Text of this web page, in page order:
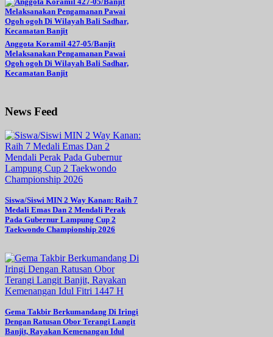
Anggota Koramil 427-05/Banjit
Melaksanakan Pengamanan Pawai
Ogoh ogoh Di Wilayah Bali Sadhar,
Kecamatan Banjit
News Feed
Siswa/Siswi MIN 2 Way Kanan: Raih 7
Medali Emas Dan 2 Mendali Perak
Pada Gubernur Lampung Cup 2
Taekwondo Championship 2026
Gema Takbir Berkumandang Di Iringi
Dengan Ratusan Obor Terangi Langit
Banjit, Rayakan Kemenangan Idul